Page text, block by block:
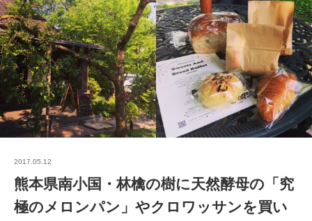
2017.05.12
熊本県南小国・林檎の樹に天然酵母の「究
極のメロンパン」やクロワッサンを買い